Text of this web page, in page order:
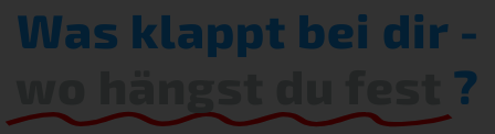
Was klappt bei dir -
?